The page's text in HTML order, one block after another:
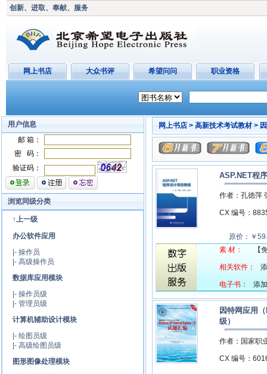
创新、进取、奉献、服务
网上书店 大众书评 希望问问 职业资格
用户信息
邮 箱：
密 码：
验证码：
浏览同级分类
↑上一级
办公软件应用
|- 操作员
|- 高级操作员
数据库应用模块
|- 操作员级
|- 管理员级
计算机辅助设计模块
|- 绘图员级
|- 高级绘图员级
图形图像处理模块
网上书店 > 高新技术考试教材 >
ASP.NET程
作者：孔徳萍
CX 编号：
原价：￥
素 材：
【
相关软件：
电子书： 添
因特网应用
级）
作者：国家职
CX 编号：